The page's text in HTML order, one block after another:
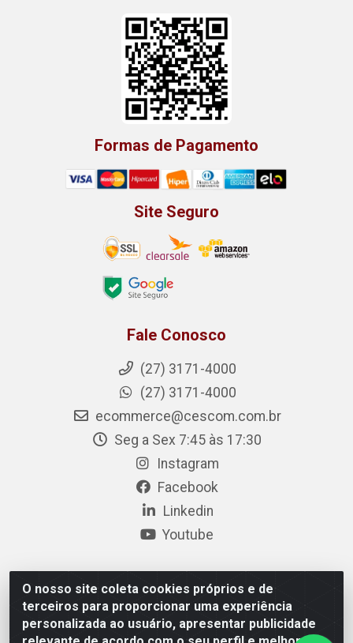
O nosso site coleta cookies próprios e de
terceiros para proporcionar uma experiência
personalizada ao usuário, apresentar publicidade
Formas de Pagamento
Site Seguro
Fale Conosco
(27) 3171-4000
(27) 3171-4000
ecommerce@cescom.com.br
Seg a Sex 7:45 às 17:30
Instagram
Facebook
Linkedin
Youtube
Cescom Distribuidor - Rodovia BR 101, Km 163, S/N –
Rio Quartel, Linhares/ES – CEP 29.900-983 – CNPJ
27.724.509/0001-33